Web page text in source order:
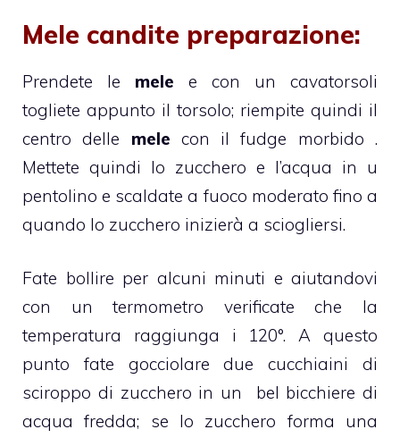
Mele candite preparazione:
Prendete le mele e con un cavatorsoli
togliete appunto il torsolo; riempite quindi il
centro delle mele con il fudge morbido .
Mettete quindi lo zucchero e l’acqua in u
pentolino e scaldate a fuoco moderato fino a
quando lo zucchero inizierà a sciogliersi.
Fate bollire per alcuni minuti e aiutandovi
con un termometro verificate che la
temperatura raggiunga i 120°. A questo
punto fate gocciolare due cucchiaini di
sciroppo di zucchero in un bel bicchiere di
acqua fredda; se lo zucchero forma una